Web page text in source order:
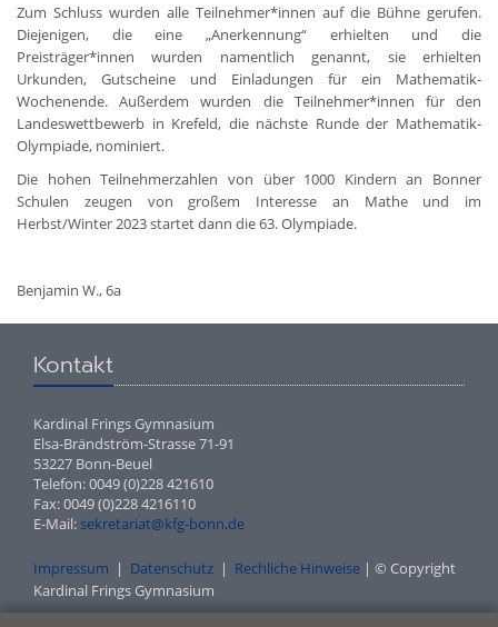
Zum Schluss wurden alle Teilnehmer*innen auf die Bühne gerufen.
Diejenigen, die eine „Anerkennung“ erhielten und die
Preisträger*innen wurden namentlich genannt, sie erhielten
Urkunden, Gutscheine und Einladungen für ein Mathematik-
Wochenende. Außerdem wurden die Teilnehmer*innen für den
Landeswettbewerb in Krefeld, die nächste Runde der Mathematik-
Olympiade, nominiert.
Die hohen Teilnehmerzahlen von über 1000 Kindern an Bonner
Schulen zeugen von großem Interesse an Mathe und im
Herbst/Winter 2023 startet dann die 63. Olympiade.
Benjamin W., 6a
Kontakt
Kardinal Frings Gymnasium
Elsa-Brändström-Strasse 71-91
53227 Bonn-Beuel
Telefon: 0049 (0)228 421610
Fax: 0049 (0)228 4216110
E-Mail: sekretariat@kfg-bonn.de
Impressum | Datenschutz | Rechliche Hinweise | © Copyright
Kardinal Frings Gymnasium